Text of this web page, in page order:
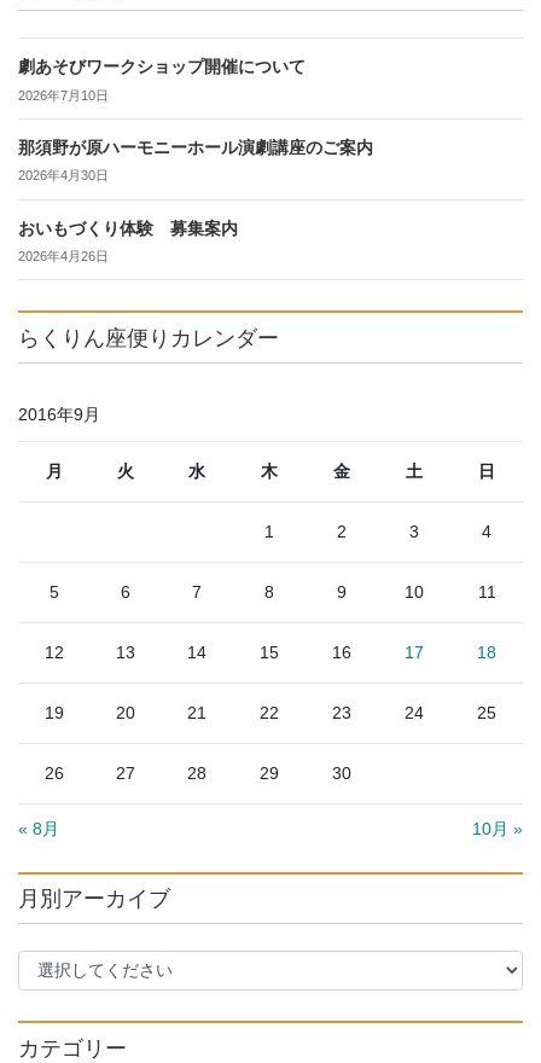
劇あそびワークショップ開催について
2026年7月10日
那須野が原ハーモニーホール演劇講座のご案内
2026年4月30日
おいもづくり体験 募集案内
2026年4月26日
らくりん座便りカレンダー
2016年9月
月 火 水 木 金 土 日
1 2 3 4
5 6 7 8 9 10 11
12 13 14 15 16 17 18
19 20 21 22 23 24 25
26 27 28 29 30
« 8月 10月 »
月別アーカイブ
カテゴリー